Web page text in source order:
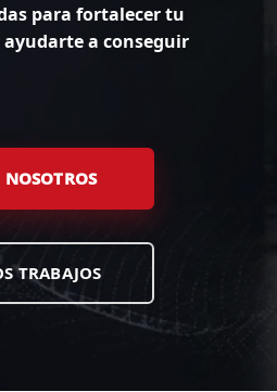
para fortalecer tu
a conseguir
TRABAJOS